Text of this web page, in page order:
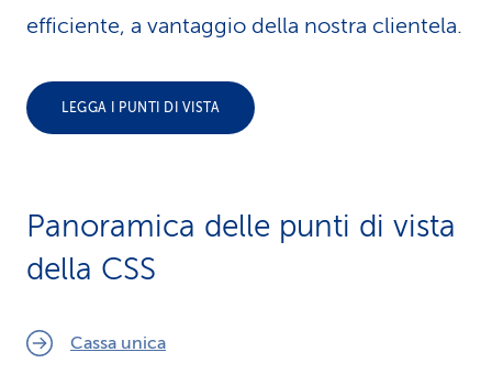
i
d
s
efficiente, a vantaggio della nostra clientela.
LEGGA I PUNTI DI VISTA
Panoramica delle punti di vista
della CSS
Cassa unica